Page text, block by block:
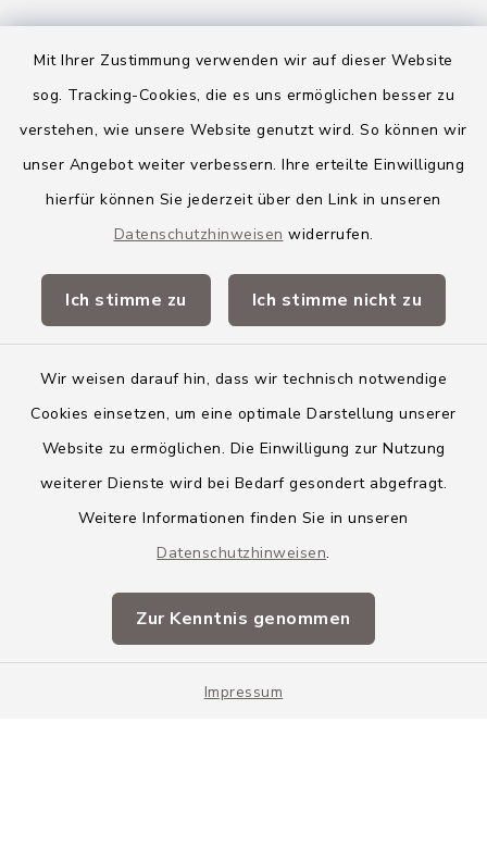
Mit Ihrer Zustimmung verwenden wir auf dieser Website
sog. Tracking-Cookies, die es uns ermöglichen besser zu
verstehen, wie unsere Website genutzt wird. So können wir
unser Angebot weiter verbessern. Ihre erteilte Einwilligung
hierfür können Sie jederzeit über den Link in unseren
Datenschutzhinweisen widerrufen.
Ich stimme zu Ich stimme nicht zu
Wir weisen darauf hin, dass wir technisch notwendige
Cookies einsetzen, um eine optimale Darstellung unserer
Website zu ermöglichen. Die Einwilligung zur Nutzung
weiterer Dienste wird bei Bedarf gesondert abgefragt.
Weitere Informationen finden Sie in unseren
Datenschutzhinweisen.
Zur Kenntnis genommen
Impressum
Markt Altenstadt
Gemeinde Osterberg
VG Altenstadt
Landkreis Neu-Ulm
Barrierefreiheit
Impressum
Sitemap